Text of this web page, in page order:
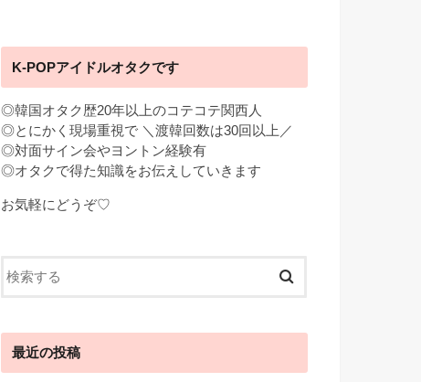
K-POPアイドルオタクです
◎韓国オタク歴20年以上のコテコテ関西人
◎とにかく現場重視で ＼渡韓回数は30回以上／
◎対面サイン会やヨントン経験有
◎オタクで得た知識をお伝えしていきます
お気軽にどうぞ♡
最近の投稿